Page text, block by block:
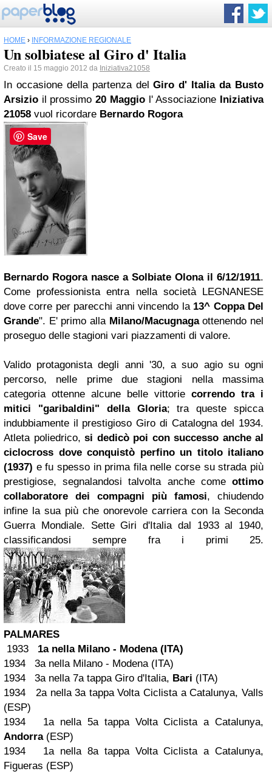
HOME › INFORMAZIONE REGIONALE
Un solbiatese al Giro d' Italia
Creato il 15 maggio 2012 da Iniziativa21058
In occasione della partenza delGiro d' Italia da Busto
Arsizio il prossimo 20 Maggiol' Associazione Iniziativa
21058 vuol ricordare Bernardo Rogora
Bernardo Rogora nasce a Solbiate Olona il 6/12/1911.
Come professionista entra nella società LEGNANESE
dove corre per parecchi anni vincendo la 13^ Coppa Del
Grande". E' primo alla Milano/Macugnagaottenendo nel
proseguo delle stagioni vari piazzamenti di valore.
Valido protagonista degli anni '30, a suo agio su ogni
percorso, nelle prime due stagioni nella massima
categoria ottenne alcune belle vittorie correndo tra i
mitici "garibaldini" della Gloria; tra queste spicca
indubbiamente il prestigioso Giro di Catalogna del 1934.
Atleta poliedrico, si dedicò poi con successo anche al
ciclocross dove conquistò perfino un titolo italiano
(1937) e fu spesso in prima fila nelle corse su strada più
prestigiose, segnalandosi talvolta anche come ottimo
collaboratore dei compagni più famosi, chiudendo
infine la sua più che onorevole carriera con la Seconda
Guerra Mondiale. Sette Giri d'Italia dal 1933 al 1940,
classificandosi sempre fra i primi 25.
PALMARES
1933 1a nella Milano - Modena (ITA)
1934 3a nella Milano - Modena (ITA)
1934 3a nella 7a tappa Giro d'Italia, Bari (ITA)
1934 2a nella 3a tappa Volta Ciclista a Catalunya, Valls
(ESP)
1934 1a nella 5a tappa Volta Ciclista a Catalunya,
Andorra(ESP)
1934 1a nella 8a tappa Volta Ciclista a Catalunya,
Figueras (ESP)
Save